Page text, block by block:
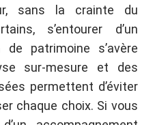
sans la crainte du
s’entourer d’un
patrimoine s’avère
sur-mesure et des
permettent d’éviter
chaque choix. Si vous